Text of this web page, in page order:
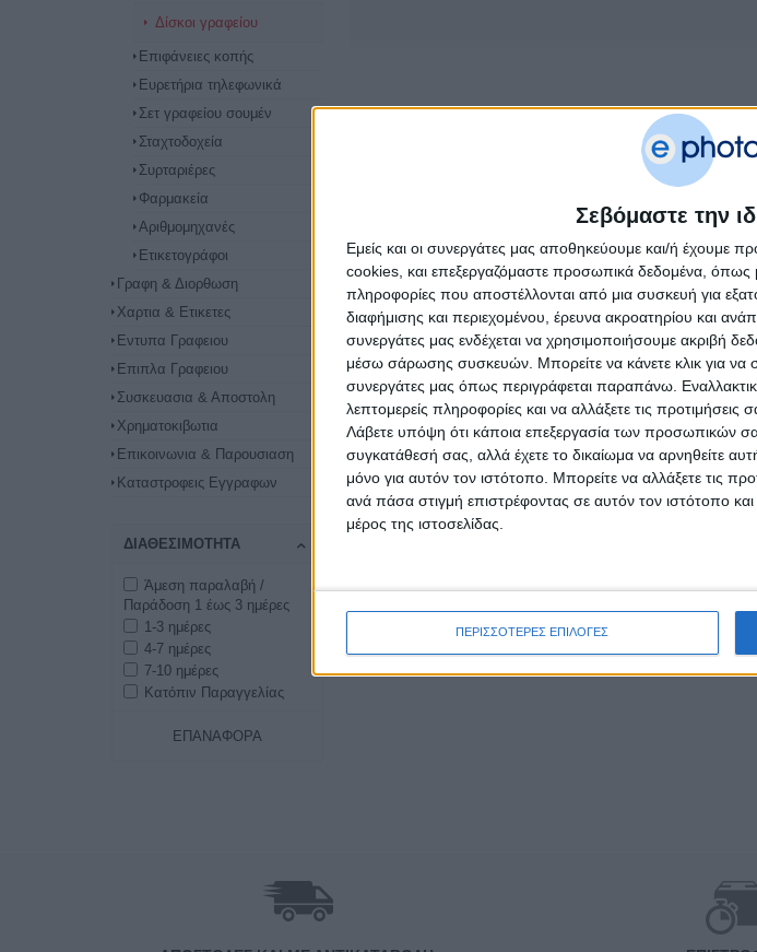
Σεβόμαστε την
Εμείς και οι συνεργάτες μας αποθηκεύουμε και/ή
cookies, και επεξεργαζόμαστε προσωπικά δεδομένα, όπως
πληροφορίες που αποστέλλονται από μια συσκευή για
διαφήμισης και περιεχομένου, έρευνα ακροατηρίου και
συνεργάτες μας ενδέχεται να χρησιμοποιήσουμε ακριβή
μέσω σάρωσης συσκευών. Μπορείτε να κάνετε κλικ για να
συνεργάτες μας όπως περιγράφεται παραπάνω.
λεπτομερείς πληροφορίες και να αλλάξετε τις προτιμήσεις
Λάβετε υπόψη ότι κάποια επεξεργασία των προσωπικών
συγκατάθεσή σας, αλλά έχετε το δικαίωμα να αρνηθείτε
μόνο για αυτόν τον ιστότοπο. Μπορείτε να αλλάξετε τις
ανά πάσα στιγμή επιστρέφοντας σε αυτόν τον ιστότοπο
μέρος της ιστοσελίδας.
ΠΕΡΙΣΣΟΤΕΡΕΣ ΕΠΙΛΟΓΕΣ
Δίσκοι γραφείου
Επιφάνειες κοπής
Ευρετήρια τηλεφωνικά
Σετ γραφείου σουμέν
Σταχτοδοχεία
Συρταριέρες
Φαρμακεία
Αριθμομηχανές
Ετικετογράφοι
Γραφη & Διορθωση
Χαρτια & Ετικετες
Εντυπα Γραφειου
Επιπλα Γραφειου
Συσκευασια & Αποστολη
Χρηματοκιβωτια
Επικοινωνια & Παρουσιαση
Καταστροφεις Εγγραφων
ΔΙΑΘΕΣΙΜΌΤΗΤΑ
Άμεση παραλαβή /
Παράδοση 1 έως 3 ημέρες
1-3 ημέρες
4-7 ημέρες
7-10 ημέρες
Κατόπιν Παραγγελίας
ΕΠΑΝΑΦΟΡΆ